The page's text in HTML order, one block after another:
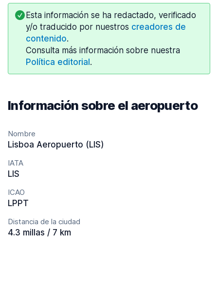
Esta información se ha redactado, verificado
y/o traducido por nuestros creadores de
contenido.
Consulta más información sobre nuestra
Política editorial .
Información sobre el aeropuerto
Nombre
Lisboa Aeropuerto (LIS)
IATA
LIS
ICAO
LPPT
Distancia de la ciudad
4.3 millas / 7 km